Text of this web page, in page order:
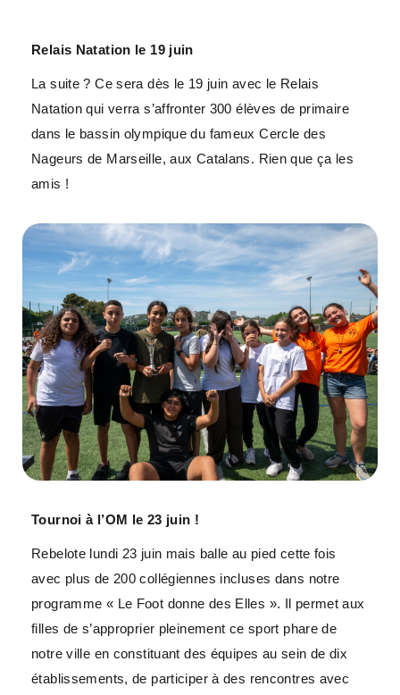
Relais Natation le 19 juin
La suite ? Ce sera dès le 19 juin avec le Relais
Natation qui verra s’affronter 300 élèves de primaire
dans le bassin olympique du fameux Cercle des
Nageurs de Marseille, aux Catalans. Rien que ça les
amis !
Tournoi à l’OM le 23 juin !
Rebelote lundi 23 juin mais balle au pied cette fois
avec plus de 200 collégiennes incluses dans notre
programme « Le Foot donne des Elles ». Il permet aux
filles de s’approprier pleinement ce sport phare de
notre ville en constituant des équipes au sein de dix
établissements, de participer à des rencontres avec